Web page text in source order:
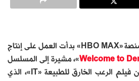
كشفت تقارير إعلامية أن منصة «HBO MAX» بدأت العمل على إنتاج
Welcome to»، مشيرة إلى المسلسل
الجديد سيكون مقتبس من فيلم الرعب الخارق للطبيعة «IT»، الذي